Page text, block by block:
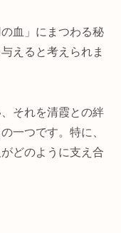
血」にまつわる秘
えると考えられま
それを清霞との絆
一つです。特に、
どのように支え合